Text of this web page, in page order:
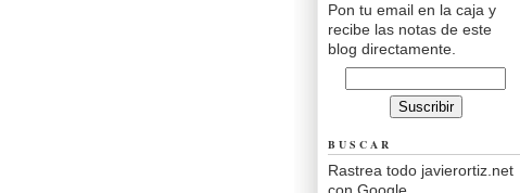
Pon tu email en la caja y
recibe las notas de este
blog directamente.
BUSCAR
Rastrea todo javierortiz.net